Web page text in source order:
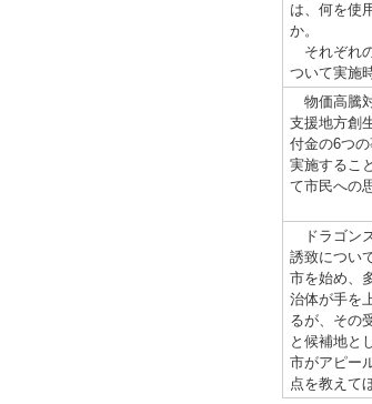
は、何を使
か。
それぞれ
ついて実施
物価高騰
支援地方創
付金の6つ
実施するこ
て市民への
ドラゴン
誘致につい
市を始め、
治体が手を
るが、その
と候補地と
市がアピー
点を教えて